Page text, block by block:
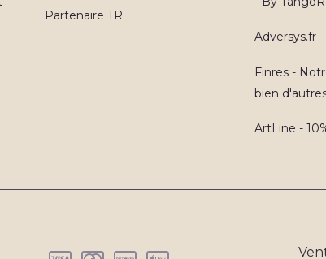
Partenaire TR
Adversys.fr
Finres -
bien
ArtLine -